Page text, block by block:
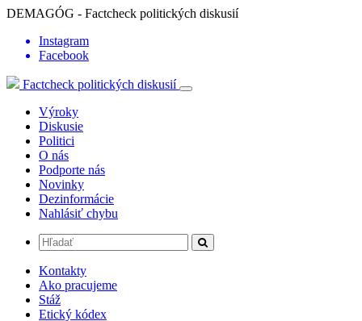
DEMAGÓG - Factcheck politických diskusií
Instagram
Facebook
Factcheck politických diskusií
Výroky
Diskusie
Politici
O nás
Podporte nás
Novinky
Dezinformácie
Nahlásiť chybu
Kontakty
Ako pracujeme
Stáž
Etický kódex